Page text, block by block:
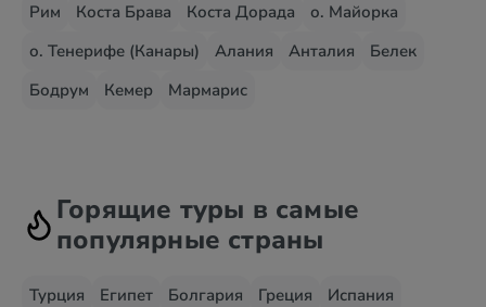
Рим
Коста Брава Коста Дорада
о. Майорка
о. Тенерифе (Канары)
Алания Анталия
Белек
Бодрум
Кемер Мармарис
Горящие туры в самые
популярные страны
Турция Египет Болгария Греция
Испания